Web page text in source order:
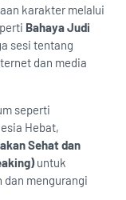
karakter melalui
Bahaya Judi
sesi tentang
dan media
seperti
Hebat,
Sehat dan
untuk
dan mengurangi